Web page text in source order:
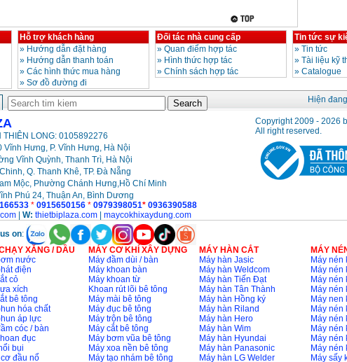
Hỗ trợ khách hàng
» Hướng dẫn đặt hàng
» Hướng dẫn thanh toán
» Các hình thức mua hàng
» Sơ đồ đường đi
Đối tác nhà cung cấp
» Quan điểm hợp tác
» Hình thức hợp tác
» Chính sách hợp tác
Tin tức sự
» Tin tức
» Tài liệu kỹ
» Catalogue
Hiện
THIÊN LONG: 0105892276
Vĩnh Hưng, P. Vĩnh Hưng, Hà Nội
Vĩnh Quỳnh, Thanh Trì, Hà Nội
Q. Thanh Khê, TP. Đà Nẵng
Mộc, Phường Chánh Hưng,Hồ Chí Minh
Phú 24, Thuận An, Bình Dương
* 0915650156* 0979398051* 0936390588
| W: thietbiplaza.com| maycokhixaydung.com
Copyright 2009 - 2026
All right reserved.
on:
XĂNG / DẦU
nước
điện
cỏ
xích
bê tông
hóa chất
áp lực
cóc / bàn
đục
bụi
đầu nổ
MÁY CƠ KHÍ XÂY DỰNG
Máy đầm dùi / bàn
Máy khoan bàn
Máy khoan từ
Khoan rút lõi bê tông
Máy mài bê tông
Máy đục bê tông
Máy trộn bê tông
Máy cắt bê tông
Máy bơm vũa bê tông
Máy xoa nền bê tông
Máy tạo nhám bê tông
MÁY HÀN CẮT
Máy hàn Jasic
Máy hàn Weldcom
Máy hàn Tiến Đạt
Máy hàn Tân Thành
Máy hàn Hồng ký
Máy hàn Riland
Máy hàn Hero
Máy hàn Wim
Máy hàn Hyundai
Máy hàn Panasonic
Máy hàn LG Welder
MÁY
Máy nén
Máy nén
Máy nén
Máy nén
Máy nen
Máy nén
Máy nén
Máy nén
Máy nén
Máy nén
Máy sấy